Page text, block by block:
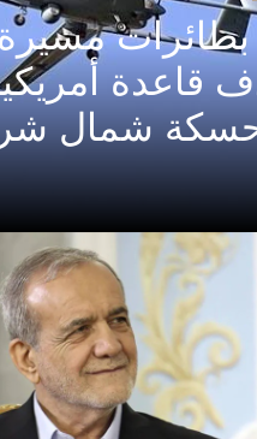
مسيرة
قاعدة
شمال